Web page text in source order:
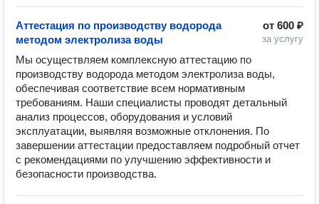
от 600 ₽
за услугу
Аттестация по производству водорода
методом электролиза воды
Мы осуществляем комплексную аттестацию по
производству водорода методом электролиза воды,
обеспечивая соответствие всем нормативным
требованиям. Наши специалисты проводят детальный
анализ процессов, оборудования и условий
эксплуатации, выявляя возможные отклонения. По
завершении аттестации предоставляем подробный отчет
с рекомендациями по улучшению эффективности и
безопасности производства.